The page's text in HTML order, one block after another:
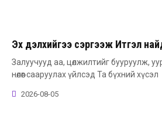
Эх дэлхийгээ сэргээж Итгэл
Залуучууд аа, цөлжилтийг бууруулж,
нөлөөг сааруулах үйлсэд Та бүхний хүсэл
2026-08-05